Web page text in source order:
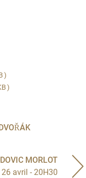
)
)
MORLOT
avril - 20H30